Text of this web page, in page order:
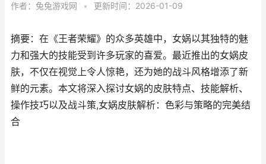
作者： 兔兔游戏网 • 更新时间：2026-01-09
摘要：在《王者荣耀》的众多英雄中，女娲以其独特的魅
力和强大的技能受到许多玩家的喜爱。最近推出的女娲皮
肤，不仅在视觉上令人惊艳，还为她的战斗风格增添了新
鲜的元素。本文将深入探讨女娲的皮肤特点、技能解析、
操作技巧以及战斗策,女娲皮肤解析：色彩与策略的完美结
合